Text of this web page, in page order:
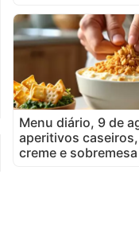
Menu diário, 9 de
aperitivos
creme e